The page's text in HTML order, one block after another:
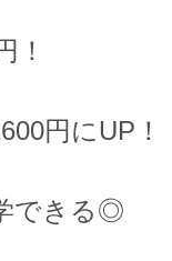
！
円にUP！
できる◎